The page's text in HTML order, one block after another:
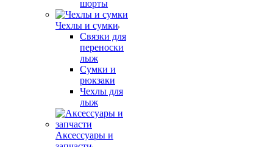
шорты
Чехлы и сумки
Связки для
переноски
лыж
Сумки и
рюкзаки
Чехлы для
лыж
Аксессуары и